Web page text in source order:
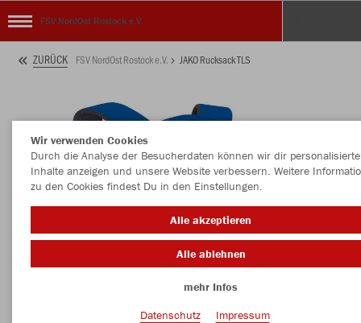
FSV NordOst Rostock e.V.
ZURÜCK FSV NordOst Rostock e.V. JAKO Rucksack TLS
Wir verwenden Cookies
Durch die Analyse der Besucherdaten können wir dir personalisierte
Inhalte anzeigen und unsere Website verbessern. Weitere
zu den Cookies findest Du in den Einstellungen.
Alle akzeptieren
Alle ablehnen
mehr Infos
Datenschutz
Impressum